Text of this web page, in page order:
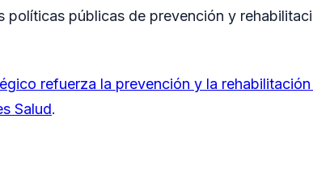
políticas públicas de prevención y
refuerza la prevención y la
Salud.